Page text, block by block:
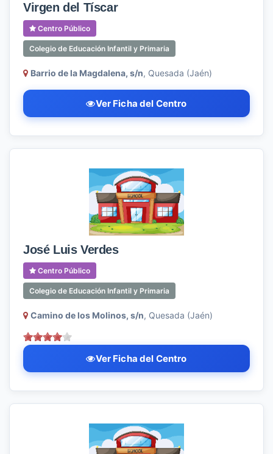
Virgen del Tíscar
Centro Público
Colegio de Educación Infantil y Primaria
Barrio de la Magdalena, s/n, Quesada (Jaén)
Ver Ficha del Centro
José Luis Verdes
Centro Público
Colegio de Educación Infantil y Primaria
Camino de los Molinos, s/n, Quesada (Jaén)
Ver Ficha del Centro